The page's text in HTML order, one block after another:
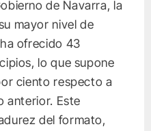
de Navarra, la
mayor nivel de
ofrecido 43
lo que supone
ciento respecto a
anterior. Este
del formato,